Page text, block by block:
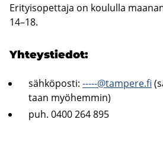
Eri­tyi­so­pet­ta­ja on kou­lul­la
14–18.
Yh­teys­tie­dot:
säh­kö­pos­ti: -----@tam­pe­re.fi
taan myö­hem­min)
puh. 0400 264 895